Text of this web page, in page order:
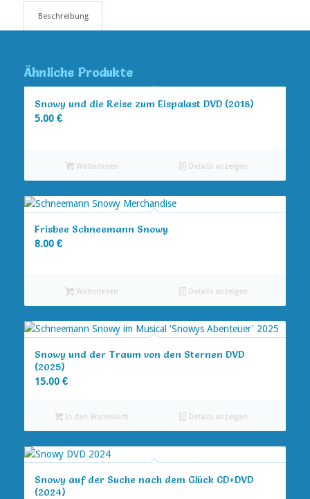
Beschreibung
Ähnliche Produkte
Snowy und die Reise zum Eispalast DVD (2018)
5.00 €
Weiterlesen Details anzeigen
Frisbee Schneemann Snowy
8.00 €
Weiterlesen Details anzeigen
Snowy und der Traum von den Sternen DVD
(2025)
15.00 €
In den Warenkorb Details anzeigen
Snowy auf der Suche nach dem Glück CD+DVD
(2024)